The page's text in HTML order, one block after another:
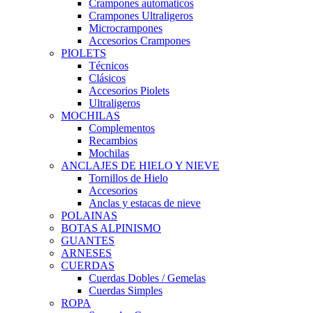
Crampones automaticos
Crampones Ultraligeros
Microcrampones
Accesorios Crampones
PIOLETS
Técnicos
Clásicos
Accesorios Piolets
Ultraligeros
MOCHILAS
Complementos
Recambios
Mochilas
ANCLAJES DE HIELO Y NIEVE
Tornillos de Hielo
Accesorios
Anclas y estacas de nieve
POLAINAS
BOTAS ALPINISMO
GUANTES
ARNESES
CUERDAS
Cuerdas Dobles / Gemelas
Cuerdas Simples
ROPA